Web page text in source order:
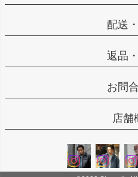
配送
返品
お問
店舗